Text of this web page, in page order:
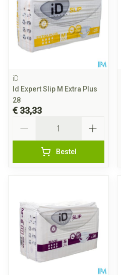
iD
Id Expert Slip M Extra Plus
28
€ 33,33
Bestel